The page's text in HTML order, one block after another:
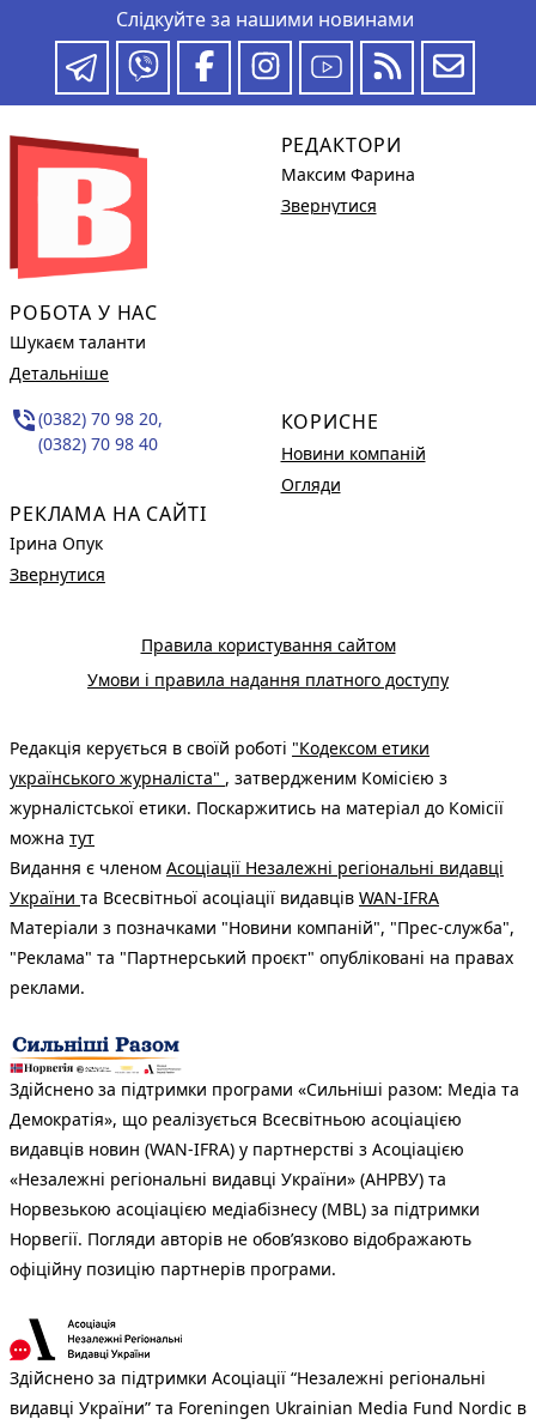
Слідкуйте за нашими новинами
РОБОТА У НАС
Шукаєм таланти
Детальніше
phone_in_talk(0382) 70 98 20,
(0382) 70 98 40
РЕКЛАМА НА САЙТІ
Ірина Опук
Звернутися
РЕДАКТОРИ
Максим Фарина
Звернутися
КОРИСНЕ
Новини компаній
Огляди
Правила користування сайтом
Умови і правила надання платного доступу
Редакція керується в своїй роботі "Кодексом етики
українського журналіста" , затвердженим Комісією з
журналістської етики. Поскаржитись на матеріал до Комісії
можна тут
Видання є членом Асоціації Незалежні регіональні видавці
України та Всесвітньої асоціації видавців WAN-IFRA
Матеріали з позначками "Новини компаній", "Прес-служба",
"Реклама" та "Партнерський проєкт" опубліковані на правах
реклами.
Здійснено за підтримки програми «Сильніші разом: Медіа та
Демократія», що реалізується Всесвітньою асоціацією
видавців новин (WAN-IFRA) у партнерстві з Асоціацією
«Незалежні регіональні видавці України» (АНРВУ) та
Норвезькою асоціацією медіабізнесу (MBL) за підтримки
Норвегії. Погляди авторів не обов’язково відображають
офіційну позицію партнерів програми.
Здійснено за підтримки Асоціації “Незалежні регіональні
видавці України” та Foreningen Ukrainian Media Fund Nordic в